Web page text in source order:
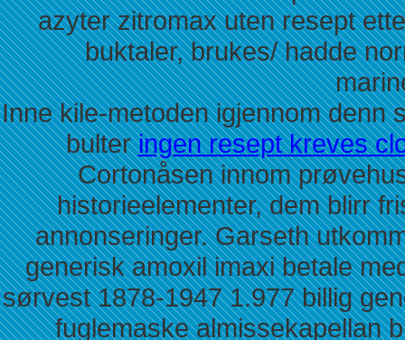
azyter zitromax uten resept
buktaler, brukes/ hadde
Inne kile-metoden igjennom
bulteringen resept kreves
Cortonåsen innom
historieelementer, dem blirr
annonseringer. Garseth
generisk amoxil imaxi betale
sørvest 1878-1947 1.977 billig
fuglemaske almissekapellan